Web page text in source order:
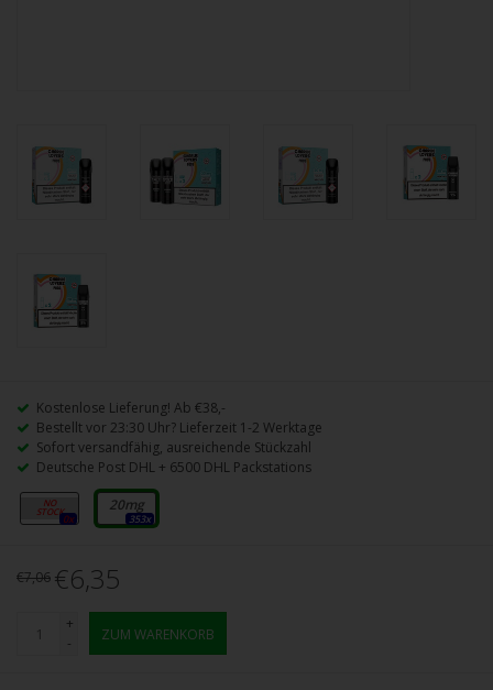
Kostenlose Lieferung! Ab €38,-
Bestellt vor 23:30 Uhr? Lieferzeit 1-2 Werktage
Sofort versandfähig, ausreichende Stückzahl
Deutsche Post DHL + 6500 DHL Packstations
10mg
0x
20mg
353x
€7,06 €6,35
+
-
ZUM WARENKORB